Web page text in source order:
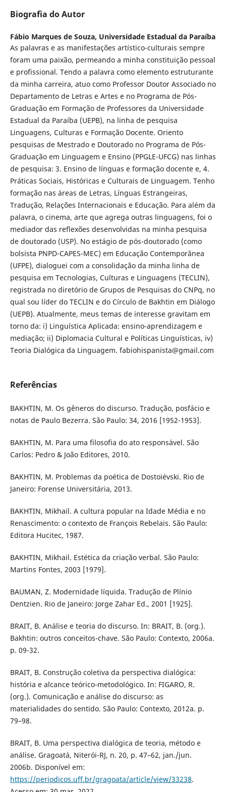
Biografia do Autor
Fábio Marques de Souza, Universidade Estadual da Paraíba
As palavras e as manifestações artístico-culturais sempre
foram uma paixão, permeando a minha constituição pessoal
e profissional. Tendo a palavra como elemento estruturante
da minha carreira, atuo como Professor Doutor Associado no
Departamento de Letras e Artes e no Programa de Pós-
Graduação em Formação de Professores da Universidade
Estadual da Paraíba (UEPB), na linha de pesquisa
Linguagens, Culturas e Formação Docente. Oriento
pesquisas de Mestrado e Doutorado no Programa de Pós-
Graduação em Linguagem e Ensino (PPGLE-UFCG) nas linhas
de pesquisa: 3. Ensino de línguas e formação docente e, 4.
Práticas Sociais, Históricas e Culturais de Linguagem. Tenho
formação nas áreas de Letras, Línguas Estrangeiras,
Tradução, Relações Internacionais e Educação. Para além da
palavra, o cinema, arte que agrega outras linguagens, foi o
mediador das reflexões desenvolvidas na minha pesquisa
de doutorado (USP). No estágio de pós-doutorado (como
bolsista PNPD-CAPES-MEC) em Educação Contemporânea
(UFPE), dialoguei com a consolidação da minha linha de
pesquisa em Tecnologias, Culturas e Linguagens (TECLIN),
registrada no diretório de Grupos de Pesquisas do CNPq, no
qual sou líder do TECLIN e do Círculo de Bakhtin em Diálogo
(UEPB). Atualmente, meus temas de interesse gravitam em
torno da: i) Linguística Aplicada: ensino-aprendizagem e
mediação; ii) Diplomacia Cultural e Políticas Linguísticas, iv)
Teoria Dialógica da Linguagem. fabiohispanista@gmail.com
Referências
BAKHTIN, M. Os gêneros do discurso. Tradução, posfácio e
notas de Paulo Bezerra. São Paulo: 34, 2016 [1952-1953].
BAKHTIN, M. Para uma filosofia do ato responsável. São
Carlos: Pedro & João Editores, 2010.
BAKHTIN, M. Problemas da poética de Dostoiévski. Rio de
Janeiro: Forense Universitária, 2013.
BAKHTIN, Mikhail. A cultura popular na Idade Média e no
Renascimento: o contexto de François Rebelais. São Paulo:
Editora Hucitec, 1987.
BAKHTIN, Mikhail. Estética da criação verbal. São Paulo:
Martins Fontes, 2003 [1979].
BAUMAN, Z. Modernidade líquida. Tradução de Plínio
Dentzien. Rio de Janeiro: Jorge Zahar Ed., 2001 [1925].
BRAIT, B. Análise e teoria do discurso. In: BRAIT, B. (org.).
Bakhtin: outros conceitos-chave. São Paulo: Contexto, 2006a.
p. 09-32.
BRAIT, B. Construção coletiva da perspectiva dialógica:
história e alcance teórico-metodológico. In: FIGARO, R.
(org.). Comunicação e análise do discurso: as
materialidades do sentido. São Paulo: Contexto, 2012a. p.
79–98.
BRAIT, B. Uma perspectiva dialógica de teoria, método e
análise. Gragoatá, Niterói-RJ, n. 20, p. 47–62, jan./jun.
2006b. Disponível em:
https://periodicos.uff.br/gragoata/article/view/33238.